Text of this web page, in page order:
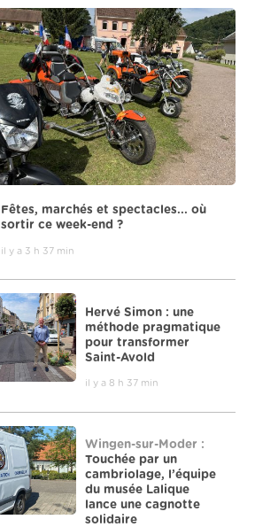
Fêtes, marchés et spectacles... où
sortir ce week-end ?
il y a 3 h 37 min
Hervé Simon : une
méthode pragmatique
pour transformer
Saint-Avold
il y a 8 h 37 min
Wingen-sur-Moder :
Touchée par un
cambriolage, l’équipe
du musée Lalique
lance une cagnotte
solidaire